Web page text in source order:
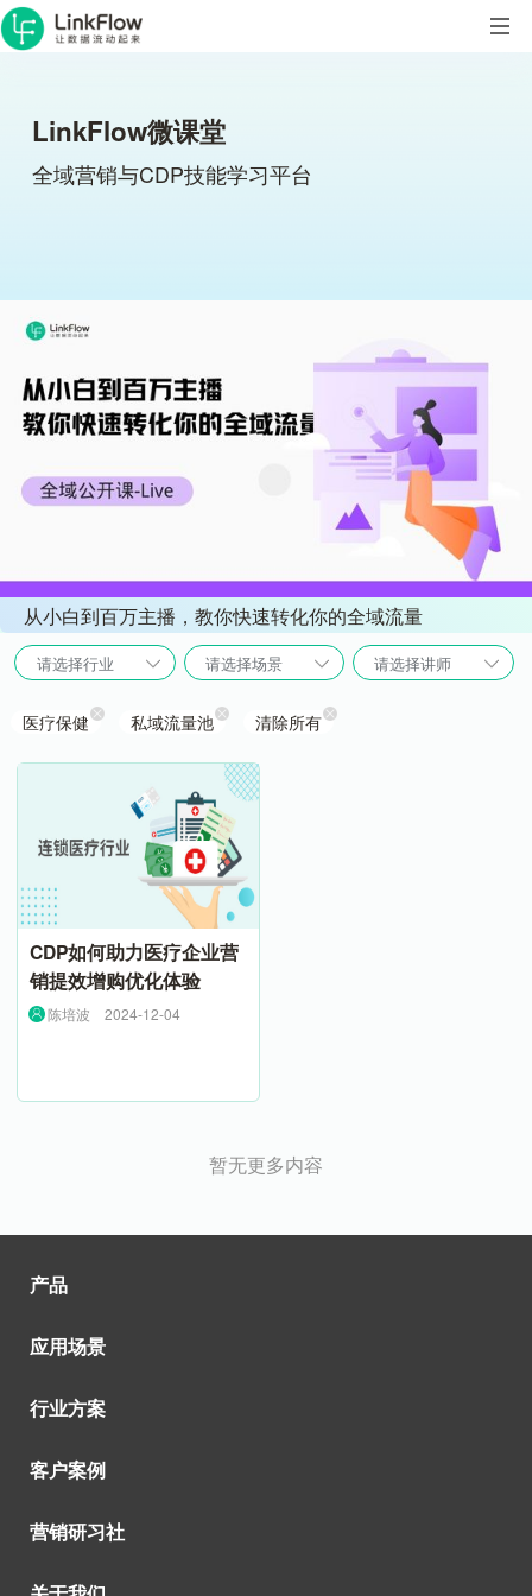
LinkFlow微课堂
全域营销与CDP技能学习平台
从小白到百万主播，教你快速转化你的全域流量
请选择行业 请选择场景 请选择讲师
医疗保健 私域流量池 清除所有
CDP如何助力医疗企业营
销提效增购优化体验
陈培波 2024-12-04
暂无更多内容
产品
应用场景
行业方案
客户案例
营销研习社